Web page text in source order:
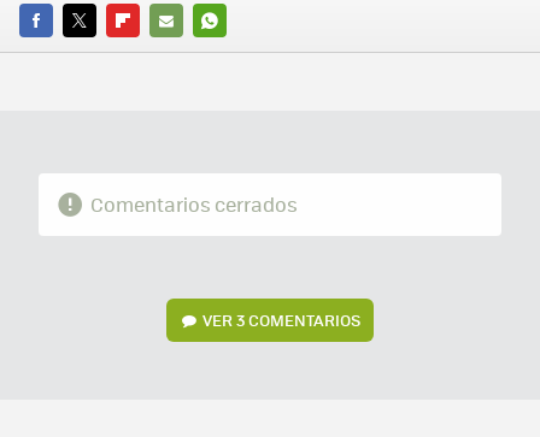
FACEBOOK
TWITTERFLIPBOARD
E-
WHATSAPP
Comentarios cerrados
VER3 COMENTARIOS